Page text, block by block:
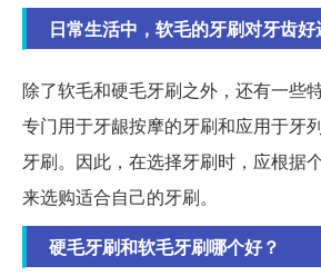
日常生活中，软毛的牙刷对牙齿
除了软毛和硬毛牙刷之外，还有一些
专门用于牙龈按摩的牙刷和应用于牙
牙刷。因此，在选择牙刷时，应根据
来选购适合自己的牙刷。
硬毛牙刷和软毛牙刷哪个好？